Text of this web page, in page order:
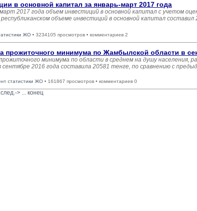
в основной капитал за январь-март 2017 года
2017 года объем инвестиций в основной капитал с учетом
объеме инвестиций в основной капитал составил
ЖО • 3234105 просмотров • комментариев 2
прожиточного минимума по Жамбылской области в
минимума по области в среднем на душу населения,
сентябре 2016 года составила 20581 тенге, по сравнению с
статистики ЖО • 161867 просмотров • комментариев 0
след.-> ... конец